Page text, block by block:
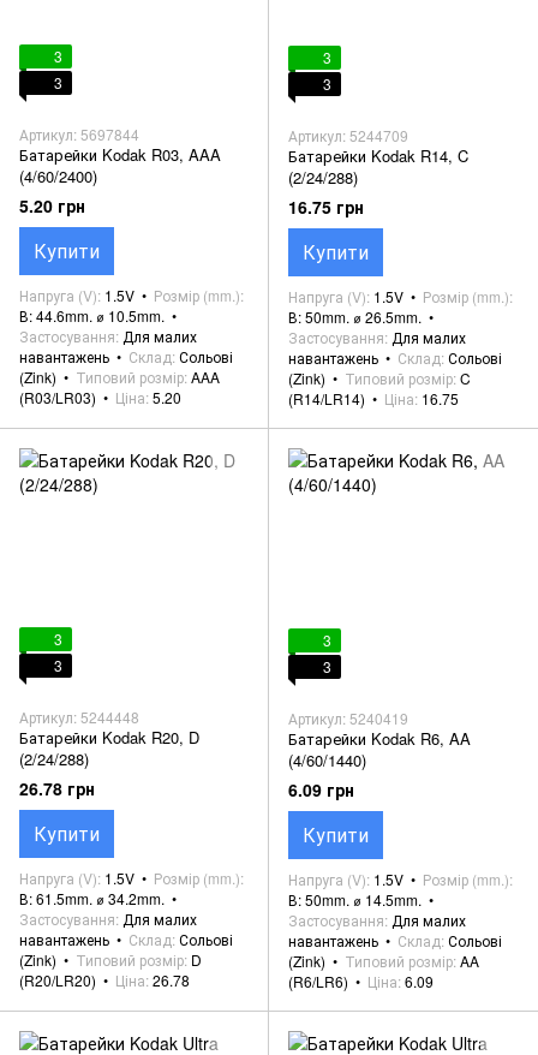
3
3
Артикул: 5697844
Батарейки Kodak R03, AAA
(4/60/2400)
5.20 грн
Купити
Напруга (V) 1.5V
Розмір (mm.)
В: 44.6mm. ⌀ 10.5mm.
Застосування Для малих
навантажень
Склад Сольові
(Zink)
Типовий розмір AAA
(R03/LR03)
Ціна 5.20
3
3
Артикул: 5244709
Батарейки Kodak R14, C
(2/24/288)
16.75 грн
Купити
Напруга (V) 1.5V
Розмір (mm.)
В: 50mm. ⌀ 26.5mm.
Застосування Для малих
навантажень
Склад Сольові
(Zink)
Типовий розмір C
(R14/LR14)
Ціна 16.75
3
3
Артикул: 5244448
Батарейки Kodak R20, D
(2/24/288)
26.78 грн
Купити
Напруга (V) 1.5V
Розмір (mm.)
В: 61.5mm. ⌀ 34.2mm.
Застосування Для малих
навантажень
Склад Сольові
(Zink)
Типовий розмір D
(R20/LR20)
Ціна 26.78
3
3
Артикул: 5240419
Батарейки Kodak R6, AA
(4/60/1440)
6.09 грн
Купити
Напруга (V) 1.5V
Розмір (mm.)
В: 50mm. ⌀ 14.5mm.
Застосування Для малих
навантажень
Склад Сольові
(Zink)
Типовий розмір AA
(R6/LR6)
Ціна 6.09